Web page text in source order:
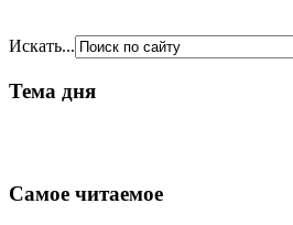
Искать...
Тема дня
Самое читаемое